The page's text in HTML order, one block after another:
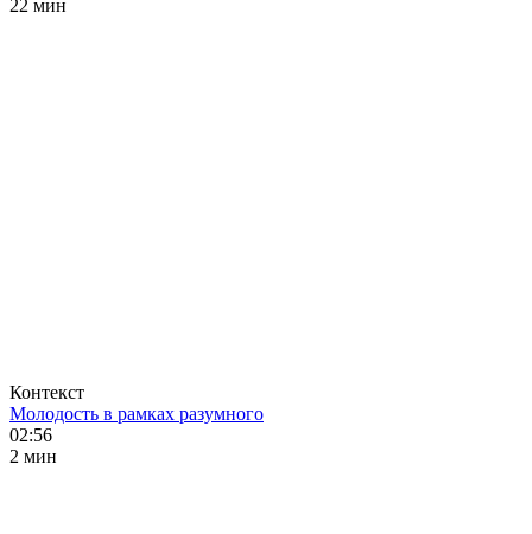
22 мин
Контекст
Молодость в рамках разумного
02:56
2 мин